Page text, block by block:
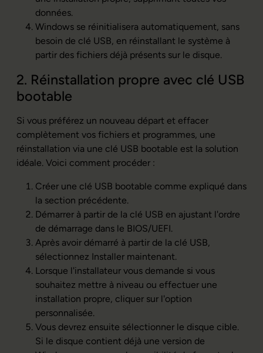
données.
Windows se réinitialisera automatiquement, sans
besoin de clé USB, en réinstallant le système à
partir des fichiers déjà présents sur le disque.
2. Réinstallation propre avec clé USB
bootable
Si vous préférez un nouveau départ et effacer
complètement vos fichiers et programmes, une
réinstallation via une clé USB bootable est la solution
idéale. Voici comment procéder :
Créer une clé USB bootable comme expliqué dans
la section précédente.
Démarrer à partir de la clé USB en ajustant l'ordre
de démarrage dans le BIOS/UEFI.
Après avoir démarré à partir de la clé USB,
sélectionnez Installer maintenant.
Lorsque l'installateur vous demande si vous
souhaitez mettre à niveau ou effectuer une
installation propre, cliquer sur l'option
personnalisée.
Vous devrez ensuite sélectionner le disque cible.
Si le disque contient déjà une version de